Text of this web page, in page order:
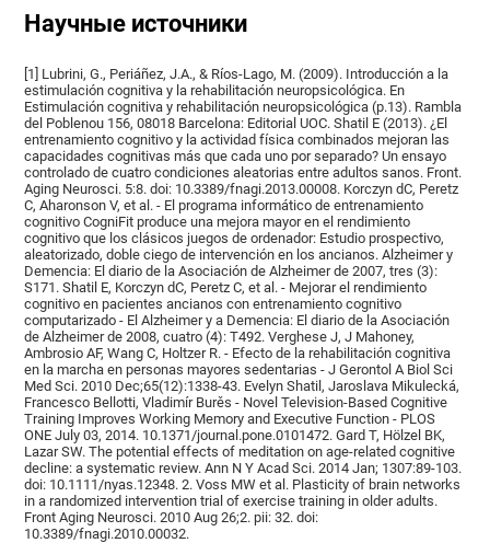
Научные источники
[1] Lubrini, G., Periáñez, J.A., & Ríos-Lago, M. (2009). Introducción a la
estimulación cognitiva y la rehabilitación neuropsicológica. En
Estimulación cognitiva y rehabilitación neuropsicológica (p.13). Rambla
del Poblenou 156, 08018 Barcelona: Editorial UOC. Shatil E (2013). ¿El
entrenamiento cognitivo y la actividad física combinados mejoran las
capacidades cognitivas más que cada uno por separado? Un ensayo
controlado de cuatro condiciones aleatorias entre adultos sanos. Front.
Aging Neurosci. 5:8. doi: 10.3389/fnagi.2013.00008. Korczyn dC, Peretz
C, Aharonson V, et al. - El programa informático de entrenamiento
cognitivo CogniFit produce una mejora mayor en el rendimiento
cognitivo que los clásicos juegos de ordenador: Estudio prospectivo,
aleatorizado, doble ciego de intervención en los ancianos. Alzheimer y
Demencia: El diario de la Asociación de Alzheimer de 2007, tres (3):
S171. Shatil E, Korczyn dC, Peretz C, et al. - Mejorar el rendimiento
cognitivo en pacientes ancianos con entrenamiento cognitivo
computarizado - El Alzheimer y a Demencia: El diario de la Asociación
de Alzheimer de 2008, cuatro (4): T492. Verghese J, J Mahoney,
Ambrosio AF, Wang C, Holtzer R. - Efecto de la rehabilitación cognitiva
en la marcha en personas mayores sedentarias - J Gerontol A Biol Sci
Med Sci. 2010 Dec;65(12):1338-43. Evelyn Shatil, Jaroslava Mikulecká,
Francesco Bellotti, Vladimír Burěs - Novel Television-Based Cognitive
Training Improves Working Memory and Executive Function - PLOS
ONE July 03, 2014. 10.1371/journal.pone.0101472. Gard T, Hölzel BK,
Lazar SW. The potential effects of meditation on age-related cognitive
decline: a systematic review. Ann N Y Acad Sci. 2014 Jan; 1307:89-103.
doi: 10.1111/nyas.12348. 2. Voss MW et al. Plasticity of brain networks
in a randomized intervention trial of exercise training in older adults.
Front Aging Neurosci. 2010 Aug 26;2. pii: 32. doi:
10.3389/fnagi.2010.00032.